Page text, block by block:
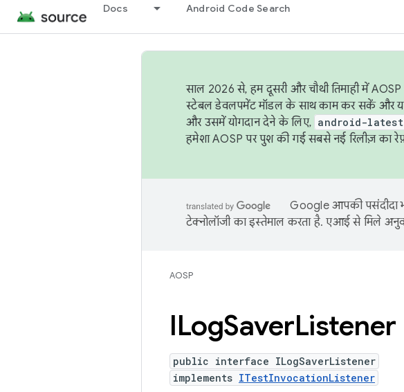
Docs Android Code Search
साल 2026 से, हम दूसरी और चौथी तिमाही में
स्टेबल डेवलपमेंट मॉडल के साथ काम कर सकें और यह
और उसमें योगदान देने के लिए, android-
हमेशा AOSP पर पुश की गई सबसे नई रिलीज़ का
Google आपकी पसंदीदा
टेक्नोलॉजी का इस्तेमाल करता है. एआई से मिले
AOSP
ILogSaverListener
public interface ILogSaverListener
implements ITestInvocationListener